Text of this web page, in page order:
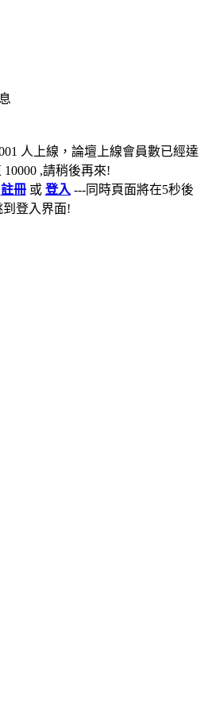
人上線，論壇上線會員數已經達
10000 ,請稍後再來!
註冊或 登入 ---同時頁面將在5秒後
到登入界面!